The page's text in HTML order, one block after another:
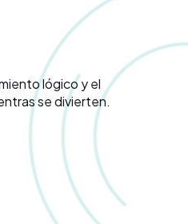
lógico y el
se divierten.